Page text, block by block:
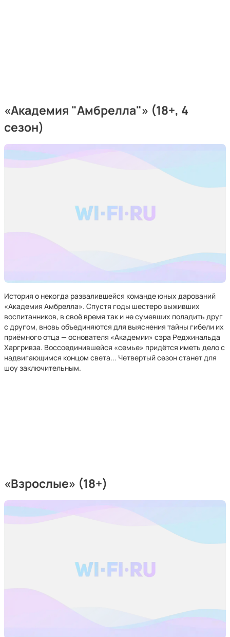
«Академия "Амбрелла"» (18+, 4
сезон)
История о некогда развалившейся команде юных дарований
«Академия Амбрелла». Спустя годы шестеро выживших
воспитанников, в своё время так и не сумевших поладить друг
с другом, вновь объединяются для выяснения тайны гибели их
приёмного отца — основателя «Академии» сэра Реджинальда
Харгривза. Воссоединившейся «семье» придётся иметь дело с
надвигающимся концом света... Четвертый сезон станет для
шоу заключительным.
«Взрослые» (18+)